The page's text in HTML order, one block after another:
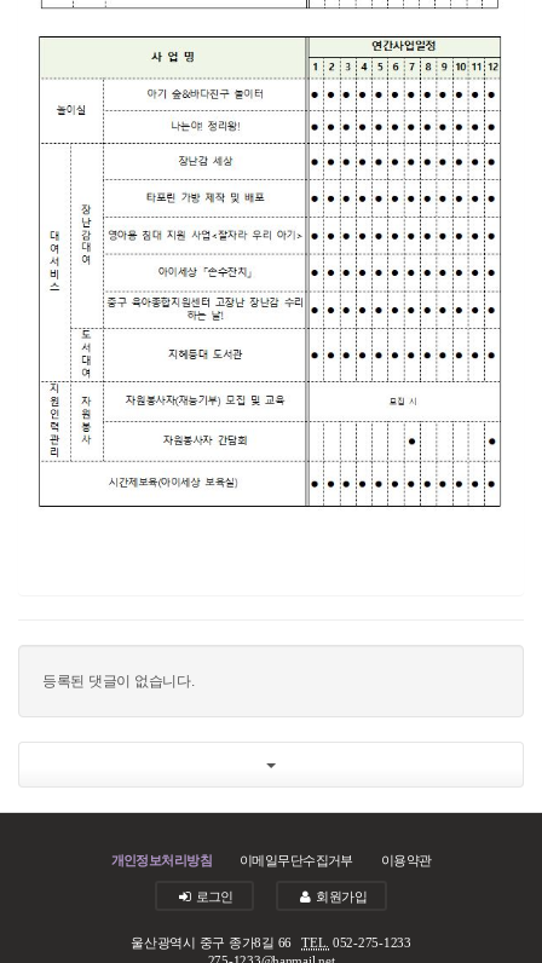
등록된 댓글이 없습니다.
개인정보처리방침 이메일무단수집거부 이용약관
로그인 회원가입
울산광역시 중구 종가8길 66TEL. 052-275-1233